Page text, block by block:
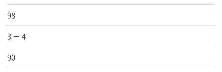
98
3 － 4
90